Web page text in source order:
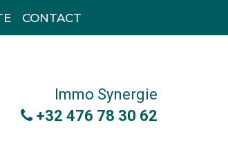
CONTACT
Immo Synergie
+32 476 78 30 62